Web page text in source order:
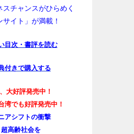
スチャンスがひらめく
サイト」が満載！
目次・書評を読む
付きで購入する
大好評発売中！
湾でも好評発売中！
アシフトの衝撃
超高齢社会を